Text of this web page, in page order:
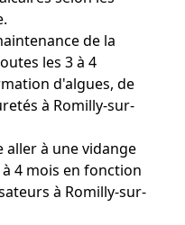
de la
les 3 à 4
d'algues, de
à Romilly-sur-
aller à une vidange
4 mois en fonction
à Romilly-sur-